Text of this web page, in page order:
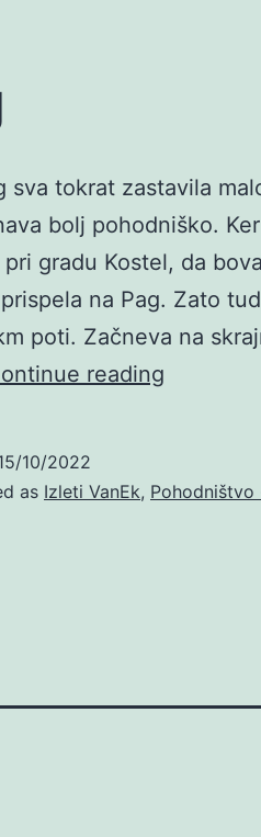
sva tokrat zastavila
bolj pohodniško.
gradu Kostel, da
na Pag. Zato
poti. Začneva na
reading
10/2022
as Izleti VanEk, Pohodništvo